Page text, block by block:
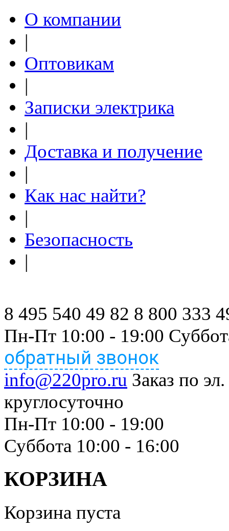
О компании
|
Оптовикам
|
Записки электрика
|
Доставка и получение
|
Как нас найти?
|
Безопасность
|
8 495 540 49 82 8 800 333
Пн-Пт 10:00 - 19:00
обратный звонок
info@220pro.ru Заказ по
круглосуточно
Пн-Пт 10:00 - 19:00
Суббота 10:00 - 16:00
КОРЗИНА
Корзина пуста